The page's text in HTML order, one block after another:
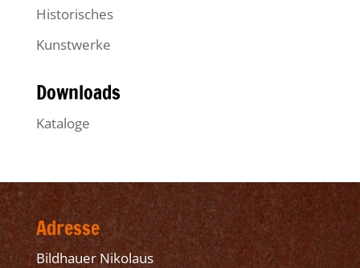
Historisches
Kunstwerke
Downloads
Kataloge
Adresse
Bildhauer Nikolaus